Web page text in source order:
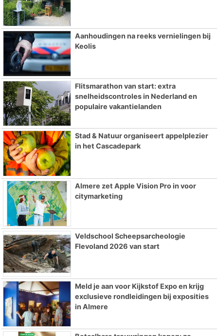
Aanhoudingen na reeks vernielingen bij
Keolis
Flitsmarathon van start: extra
snelheidscontroles in Nederland en
populaire vakantielanden
Stad & Natuur organiseert appelplezier
in het Cascadepark
Almere zet Apple Vision Pro in voor
citymarketing
Veldschool Scheepsarcheologie
Flevoland 2026 van start
Meld je aan voor Kijkstof Expo en krijg
exclusieve rondleidingen bij exposities
in Almere